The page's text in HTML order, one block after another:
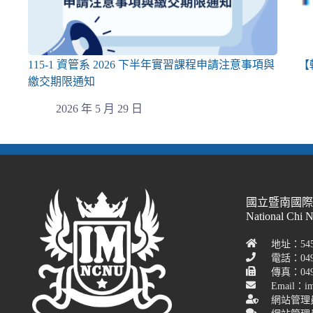
115-1 資管系 2026 下半年實習課程申請注意事項與
繳交期限通知
2026 年 5 月 29 日
國立暨南國
National Chi
地址：
電話：
傳真：
Email：
網站管理